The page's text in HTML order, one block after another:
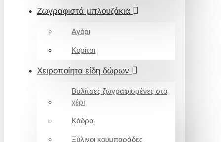
Ζωγραφιστά μπλουζάκια
Αγόρι
Κορίτσι
Χειροποίητα είδη δώρων
Βαλίτσες ζωγραφισμένες στο
χέρι
Κάδρα
Ξύλινοι κουμπαράδες